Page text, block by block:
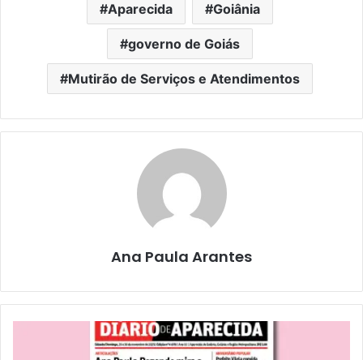
Aparecida Goiânia
governo de Goiás
Mutirão de Serviços e Atendimentos
Ana Paula Arantes